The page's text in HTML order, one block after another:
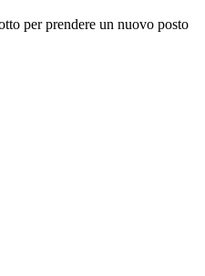
per prendere un nuovo posto